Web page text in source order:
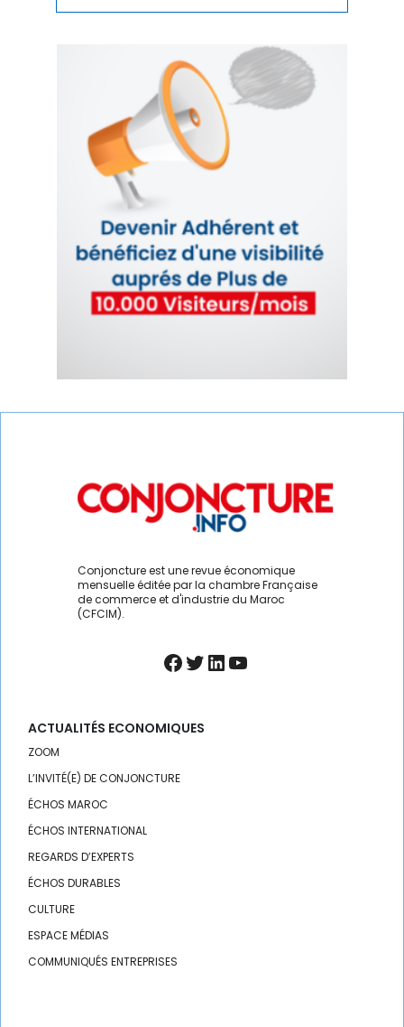
ECONOMIE
ECONOMIE CIRCULAIRE
EDUCATION
ÉDUCATION / FORMATION
ÉNERGIE
ENERGIE
ENTREPRENEURIAT
FINANCE / ASSURANCE
IMMOBILIER
INDUSTRIES CULTURELLES
INFRASTRUCTURES
INNOVATION
INVESTISSEMENT
INVESTISSEMENTS
Conjoncture est une revue économique
mensuelle éditée par la chambre Française
de commerce et d'industrie du Maroc
(CFCIM).
Facebook
Twitter
LinkedIn
YouTube
ACTUALITÉS ECONOMIQUES
ZOOM
L’INVITÉ(E) DE CONJONCTURE
ÉCHOS MAROC
ÉCHOS INTERNATIONAL
REGARDS D’EXPERTS
ÉCHOS DURABLES
CULTURE
ESPACE MÉDIAS
COMMUNIQUÉS ENTREPRISES